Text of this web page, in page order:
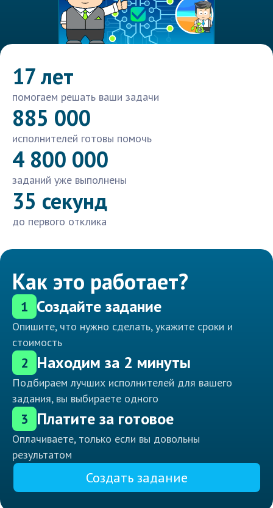
17 лет
помогаем решать ваши задачи
885 000
исполнителей готовы помочь
4 800 000
заданий уже выполнены
35 секунд
до первого отклика
Как это работает?
1 Создайте задание
Опишите, что нужно сделать, укажите сроки и
стоимость
2 Находим за 2 минуты
Подбираем лучших исполнителей для вашего
задания, вы выбираете одного
3 Платите за готовое
Оплачиваете, только если вы довольны
результатом
Создать задание